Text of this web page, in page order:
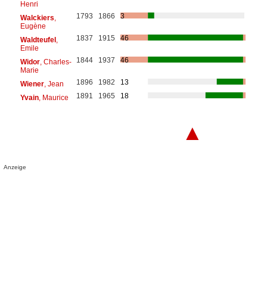
Henri
Walckiers,
Eugène
1793 1866 3
Waldteufel ,
Emile
1837 1915 46
Widor, Charles-
Marie
1844 1937 46
Wiener, Jean 1896 1982
13
Yvain, Maurice 1891 1965 18
▲
Anzeige